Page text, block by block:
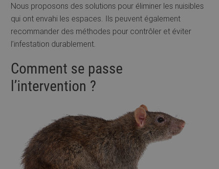
Nous proposons des solutions pour éliminer les nuisibles
qui ont envahi les espaces. Ils peuvent également
recommander des méthodes pour contrôler et éviter
l’infestation durablement.
Comment se passe
l’intervention ?